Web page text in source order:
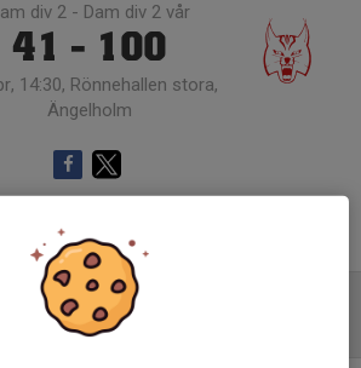
div 2 - Dam div 2 vår
41 - 100
14:30, Rönnehallen stora,
Ängelholm
Samling 13:30